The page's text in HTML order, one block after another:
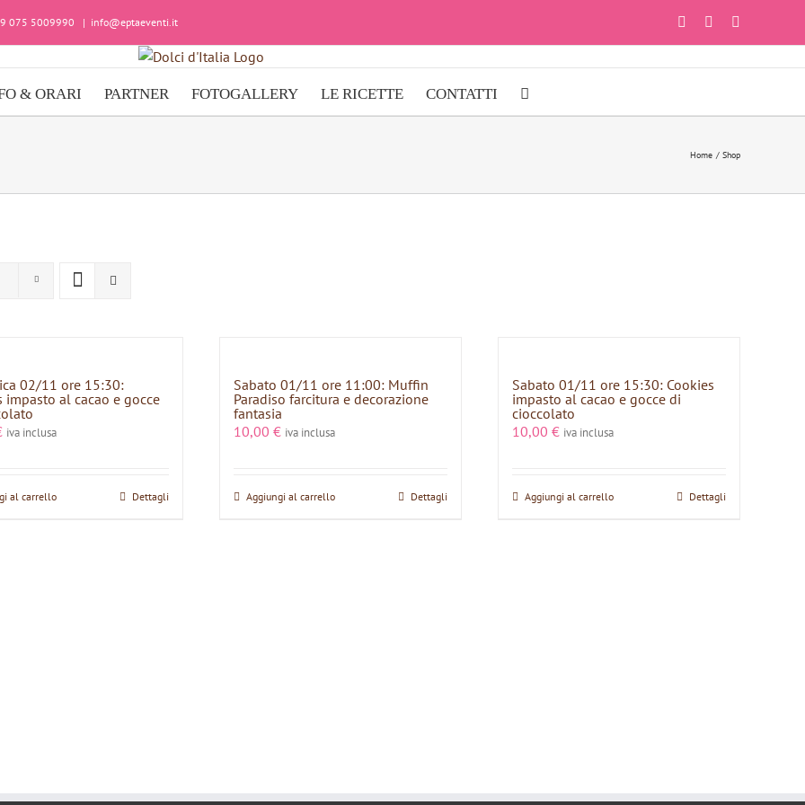
075 5009990 | info@eptaeventi.it FacebookInstagram
& ORARI PARTNER FOTOGALLERY LE RICETTE CONTATTI
Home Shop
02/11 ore 15:30:
impasto al cacao e gocce
iva inclusa
al carrello Dettagli
Sabato 01/11 ore 11:00: Muffin
Paradiso farcitura e decorazione
fantasia
10,00 € iva inclusa
Aggiungi al carrello Dettagli
Sabato 01/11 ore 15:30: Cookies
impasto al cacao e gocce di
cioccolato
10,00 € iva inclusa
Aggiungi al carrello Dettagli